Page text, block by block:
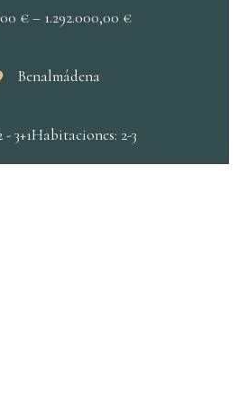
€– 1.292.000,00 €
Benalmádena
- 3+1Habitaciones: 2-3